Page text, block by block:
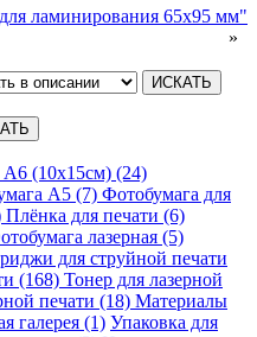
ламинирования 65х95 мм"
»
(10х15см) (24)
A5 (7) Фотобумага для
Плёнка для печати (6)
лазерная (5)
для струйной печати
(168) Тонер для лазерной
печати (18) Материалы
галерея (1) Упаковка для